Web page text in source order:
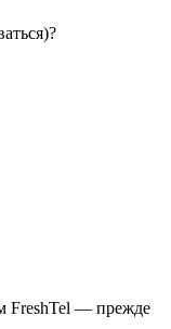
FreshTel — прежде